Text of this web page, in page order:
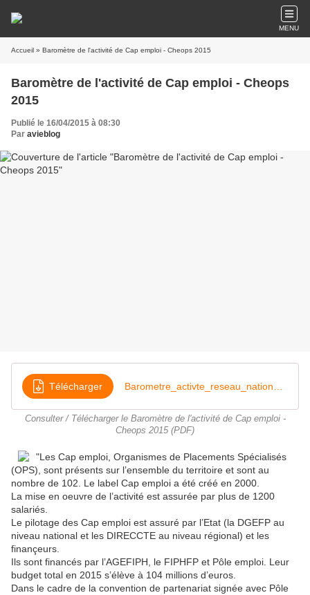
MENU
Accueil » Baromètre de l'activité de Cap emploi - Cheops 2015
Baromètre de l'activité de Cap emploi - Cheops
2015
Publié le 16/04/2015 à 08:30
Par avieblog
Télécharger
Consulter / Télécharger le Baromètre de l'activité de Cap emploi -
Cheops 2015 (PDF)
"Les Cap emploi, Organismes de Placements Spécialisés
(OPS), sont présents sur l’ensemble du territoire et sont au
nombre de 102. Le label Cap emploi a été créé en 2000.
La mise en oeuvre de l’activité est assurée par plus de 1200
salariés.
Le pilotage des Cap emploi est assuré par l’Etat (la DGEFP au
niveau national et les DIRECCTE au niveau régional) et les
finançeurs.
Ils sont financés par l’AGEFIPH, le FIPHFP et Pôle emploi. Leur
budget total en 2015 s’élève à 104 millions d’euros.
Dans le cadre de la convention de partenariat signée avec Pôle